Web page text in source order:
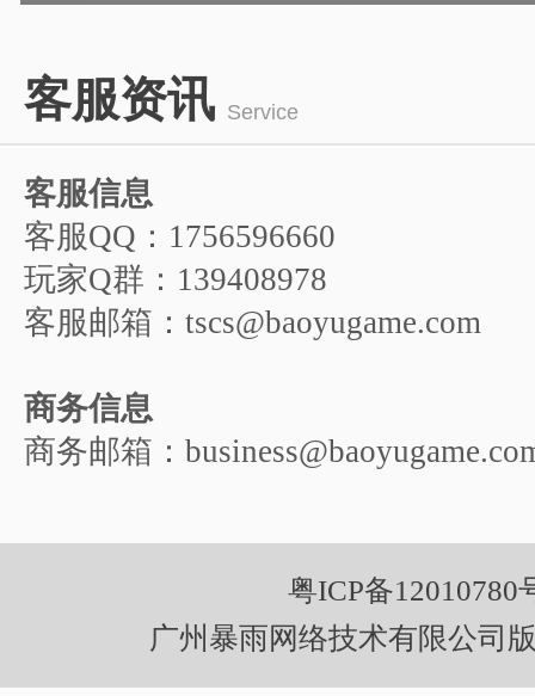
4
5
6
客服资讯 Service
客服信息
客服QQ：1756596660
玩家Q群：139408978
客服邮箱：tscs@baoyugame.com
商务信息
商务邮箱：
粤ICP备12010780
广州暴雨网络技术有限公司